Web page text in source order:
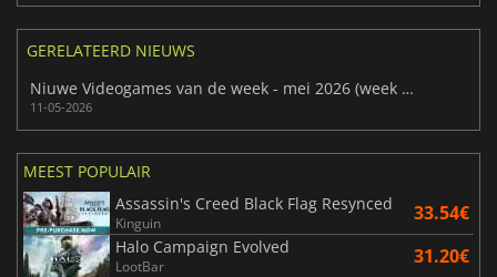
GERELATEERD NIEUWS
Niuwe Videogames van de week - mei 2026 (week 20)
11-05-2026
MEEST POPULAIR
Assassin's Creed Black Flag Resynced
Kinguin 33.54€
Halo Campaign Evolved
LootBar 31.20€